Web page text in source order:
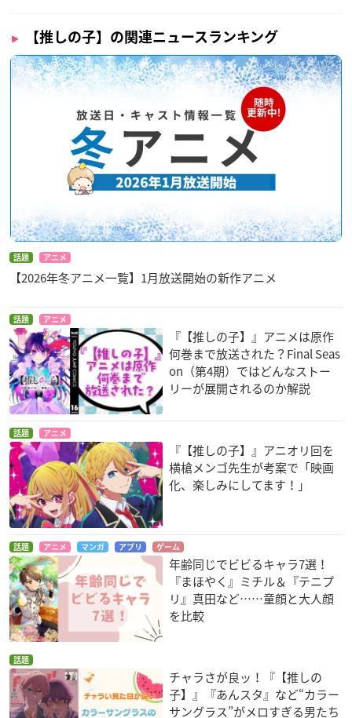
【推しの子】の関連ニュースランキング
話題 アニメ
【2026年冬アニメ一覧】1月放送開始の新作アニメ
話題 アニメ
『【推しの子】』アニメは原作
何巻まで放送された？Final Seas
on（第4期）ではどんなストー
リーが展開されるのか解説
話題 アニメ
『【推しの子】』アニオリ回を
横槍メンゴ先生が考案で「映画
化、楽しみにしてます！」
話題 アニメ マンガ アプリ ゲーム
年齢同じでビビるキャラ7選！
『まほやく』ミチル＆『テニプ
リ』真田など……童顔と大人顔
を比較
話題
チャラさが良ッ！『【推しの
子】』『あんスタ』など“カラー
サングラス”がメロすぎる男たち